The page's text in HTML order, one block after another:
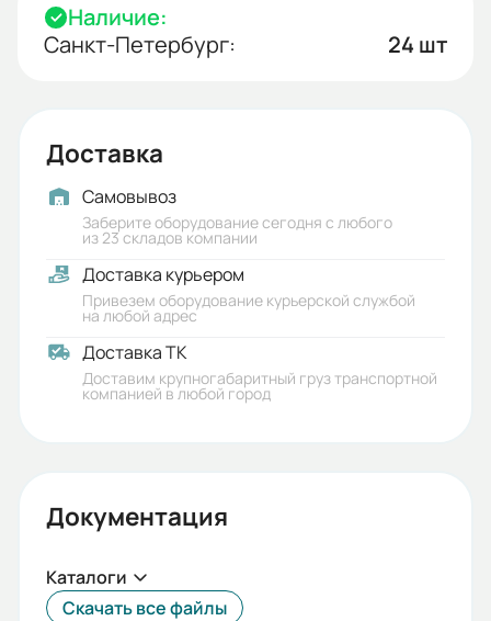
Наличие:
Санкт-Петербург:
24 шт
Доставка
Самовывоз
Заберите оборудование сегодня с любого
из 23 складов компании
Доставка курьером
Привезем оборудование курьерской службой
на любой адрес
Доставка ТК
Доставим крупногабаритный груз транспортной
компанией в любой город
Документация
Каталоги
Скачать все файлы